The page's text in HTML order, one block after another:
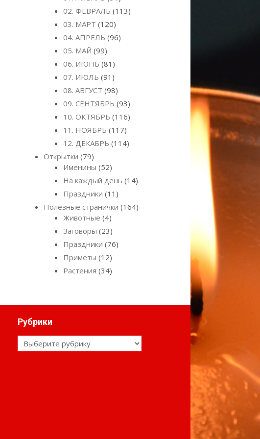
02. ФЕВРАЛЬ (113)
03. МАРТ (120)
04. АПРЕЛЬ (96)
05. МАЙ (99)
06. ИЮНЬ (81)
07. ИЮЛЬ (91)
08. АВГУСТ (98)
09. СЕНТЯБРЬ (93)
10. ОКТЯБРЬ (116)
11. НОЯБРЬ (117)
12. ДЕКАБРЬ (114)
Открытки (79)
Именины (52)
На каждый день (14)
Праздники (11)
Полезные странички (164)
Животные (4)
Заговоры (23)
Праздники (76)
Приметы (12)
Растения (34)
Рубрики
Рубрики